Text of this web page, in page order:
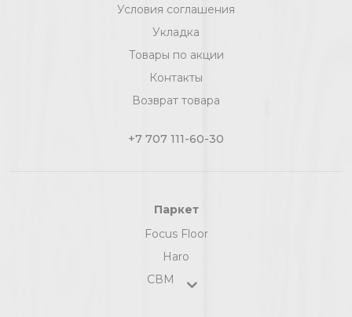
Условия соглашения
Укладка
Товары по акции
Контакты
Возврат товара
+7 707 111-60-30
Паркет
Focus Floor
Haro
СВМ